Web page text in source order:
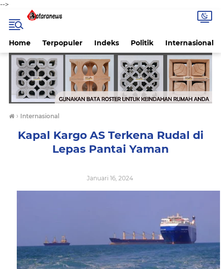
-->
Home Terpopuler Indeks Politik Internasional
› Internasional
Kapal Kargo AS Terkena Rudal di
Lepas Pantai Yaman
Januari 16, 2024